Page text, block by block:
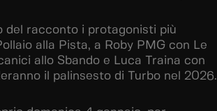
del racconto i protagonisti più
alla Pista, a Roby PMG con Le
allo Sbando e Luca Traina con
il palinsesto di Turbo nel 2026.